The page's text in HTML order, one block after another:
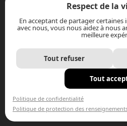
Conception
Fabrication
Innovation
Installation
Prototypes
Respect de la
En acceptant de partager
avec nous, vous nous aidez à nous
meilleure
Tout refuser
Tout
Politique de confidentialité
Politique de protection des